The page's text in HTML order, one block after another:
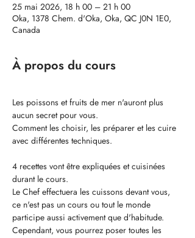
25 mai 2026, 18 h 00 – 21 h 00
Oka, 1378 Chem. d'Oka, Oka, QC J0N 1E0,
Canada
À propos du cours
Les poissons et fruits de mer n'auront plus
aucun secret pour vous.
Comment les choisir, les préparer et les cuire
avec différentes techniques.
4 recettes vont être expliquées et cuisinées
durant le cours.
Le Chef effectuera les cuissons devant vous,
ce n'est pas un cours ou tout le monde
participe aussi activement que d'habitude.
Cependant, vous pourrez poser toutes les